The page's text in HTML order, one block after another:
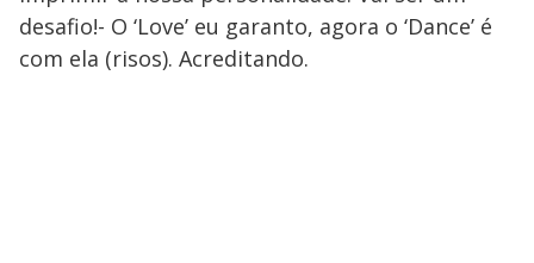
desafio!- O ‘Love’ eu garanto, agora o ‘Dance’ é
com ela (risos). Acreditando.